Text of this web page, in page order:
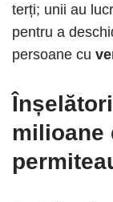
terți; unii au
pentru a
persoane cu
milioane